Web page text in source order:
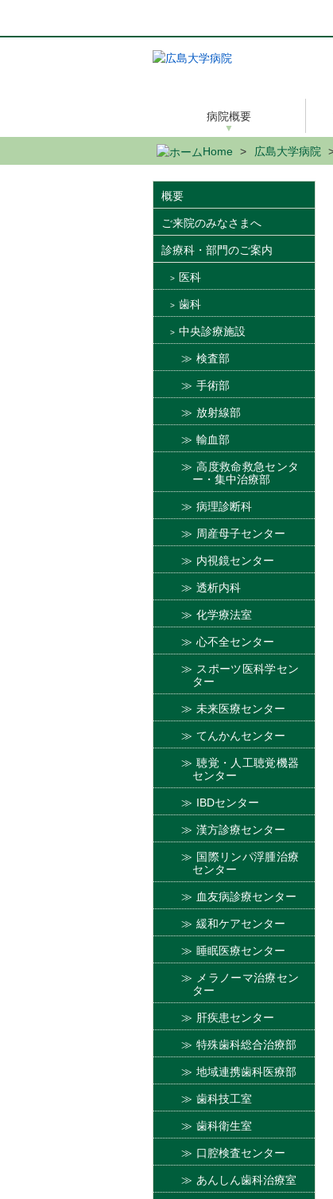
ン
病院概要
Home 広島大学病院
概要
ご来院のみなさまへ
診療科・部門のご案内
医科
歯科
中央診療施設
検査部
手術部
放射線部
輸血部
高度救命救急センタ
ー・集中治療部
病理診断科
周産母子センター
内視鏡センター
透析内科
化学療法室
心不全センター
スポーツ医科学セン
ター
未来医療センター
てんかんセンター
聴覚・人工聴覚機器
センター
IBDセンター
漢方診療センター
国際リンパ浮腫治療
センター
血友病診療センター
緩和ケアセンター
睡眠医療センター
メラノーマ治療セン
ター
肝疾患センター
特殊歯科総合治療部
地域連携歯科医療部
歯科技工室
歯科衛生室
口腔検査センター
あんしん歯科治療室